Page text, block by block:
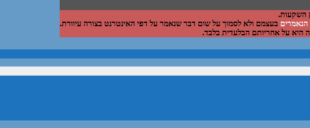
השקעות.
בעצמם ולא לסמוך על שום דבר שנאמר על דפי האינטרנט בצורה עיוורת.
היא על אחריותם הבלעדית בלבד.